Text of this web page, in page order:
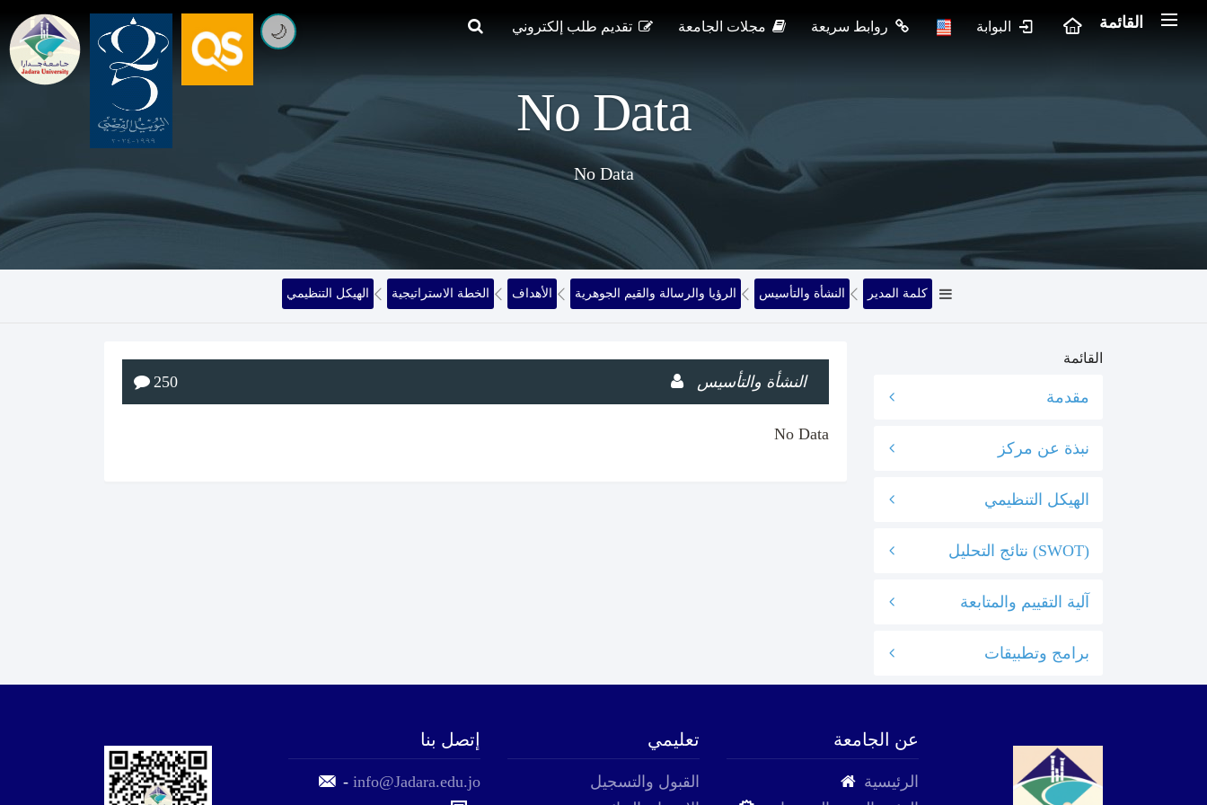
🌙 القائمة
No Data
No Data
الهيكل التنظيمي الخطة الاستراتيجية الأهداف الرؤيا والرسالة والقيم الجوهرية النشأة والتأسيس كلمة المدير
النشأة والتأسيس 250
No Data
القائمة
مقدمة
نبذة عن مركز
الهيكل التنظيمي
نتائج التحليل (SWOT)
آلية التقييم والمتابعة
برامج وتطبيقات
إتصل بنا
-info@Jadara.edu.jo
تعليمي
القبول والتسجيل
عن الجامعة
الرئيسية